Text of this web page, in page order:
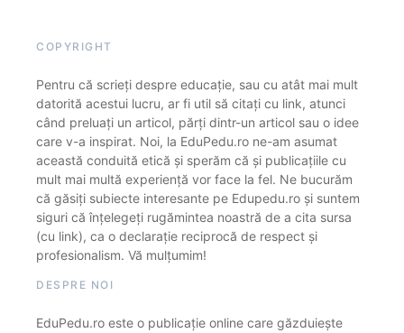
COPYRIGHT
Pentru că scrieți despre educație, sau cu atât mai mult
datorită acestui lucru, ar fi util să citați cu link, atunci
când preluați un articol, părți dintr-un articol sau o idee
care v-a inspirat. Noi, la EduPedu.ro ne-am asumat
această conduită etică și sperăm că și publicațiile cu
mult mai multă experiență vor face la fel. Ne bucurăm
că găsiți subiecte interesante pe Edupedu.ro și suntem
siguri că înțelegeți rugămintea noastră de a cita sursa
(cu link), ca o declarație reciprocă de respect și
profesionalism. Vă mulțumim!
DESPRE NOI
EduPedu.ro este o publicație online care găzduiește